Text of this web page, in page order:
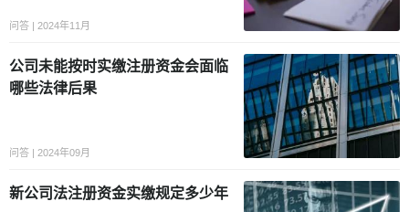
问答 | 2024年11月
公司未能按时实缴注册资金会面临
哪些法律后果
问答 | 2024年09月
新公司法注册资金实缴规定多少年